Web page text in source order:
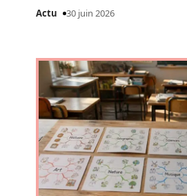
Actu 30 juin 2026